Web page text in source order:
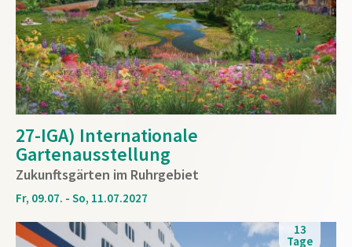
27-IGA) Internationale
Gartenausstellung
Zukunftsgärten im Ruhrgebiet
Fr, 09.07. - So, 11.07.2027
13
Tage